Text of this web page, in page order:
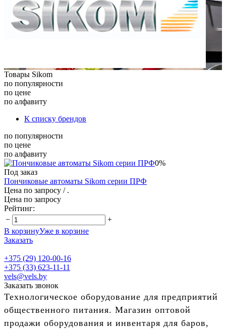
Товары Sikom
по популярности
по цене
по алфавиту
К списку брендов
по популярности
по цене
по алфавиту
0%
Под заказ
Пончиковые автоматы Sikom серии ПРФ
Цена по запросу / .
Цена по запросу
Рейтинг:
−
+
В корзинуУже в корзине
Заказать
+375 (29) 120-00-16
+375 (33) 623-11-11
vels@vels.by
Заказать звонок
Технологическое оборудование для предприятий
общественного питания. Магазин оптовой
продажи оборудования и инвентаря для баров,